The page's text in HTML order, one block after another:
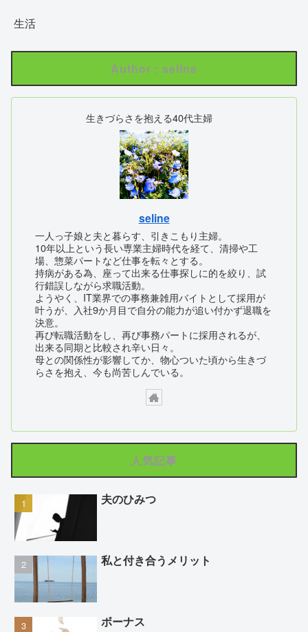
生活
Author : seline
生きづらさを抱える40代主婦
seline
一人っ子娘と夫と暮らす、引きこもり主婦。
10年以上という長い専業主婦時代を経て、清掃や工
場、惣菜パートなど仕事を転々とする。
持病がある為、座って出来る仕事探しに的を絞り、試
行錯誤しながら求職活動。
ようやく、IT業界での事務兼雑用バイトとして採用が
叶うが、入社9か月目で自分の能力が追い付かず退職を
決意。
再び転職活動をし、再び事務パートに採用されるが、
出来る同期と比較され辛い日々。
母との関係性が影響してか、物心ついた頃から生きづ
らさを抱え、今も尚苦しんでいる。
人気記事
夫のひみつ
私と付き合うメリット
ボーナス